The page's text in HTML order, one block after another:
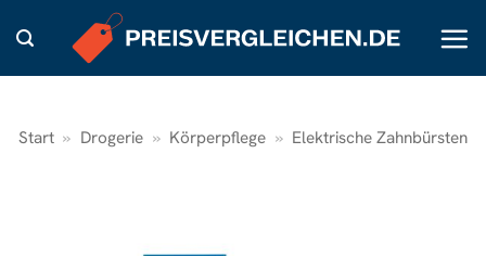
Inhalt
springen
Start » Drogerie » Körperpflege » Elektrische Zahnbürsten